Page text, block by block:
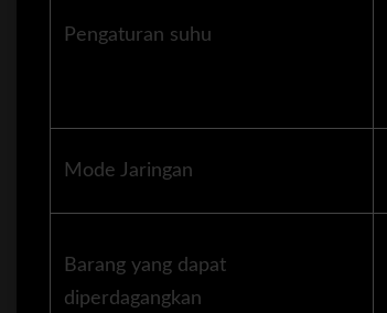
Pengaturan suhu
Mode Jaringan
Barang yang dapat
diperdagangkan